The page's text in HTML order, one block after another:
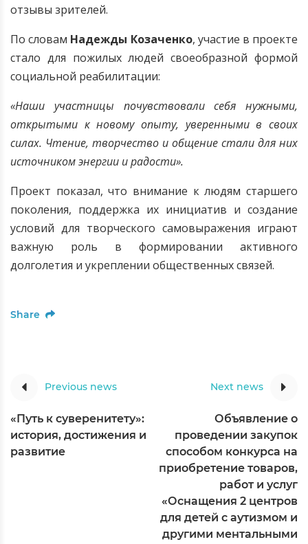
отзывы зрителей.
По словам Надежды Козаченко, участие в проекте
стало для пожилых людей своеобразной формой
социальной реабилитации:
«Наши участницы почувствовали себя нужными,
открытыми к новому опыту, уверенными в своих
силах. Чтение, творчество и общение стали для них
источником энергии и радости».
Проект показал, что внимание к людям старшего
поколения, поддержка их инициатив и создание
условий для творческого самовыражения играют
важную роль в формировании активного
долголетия и укреплении общественных связей.
Share
Previous news
«Путь к суверенитету»:
история, достижения и
развитие
Next news
Объявление о
проведении закупок
способом конкурса на
приобретение товаров,
работ и услуг
«Оснащения 2 центров
для детей с аутизмом и
другими ментальными